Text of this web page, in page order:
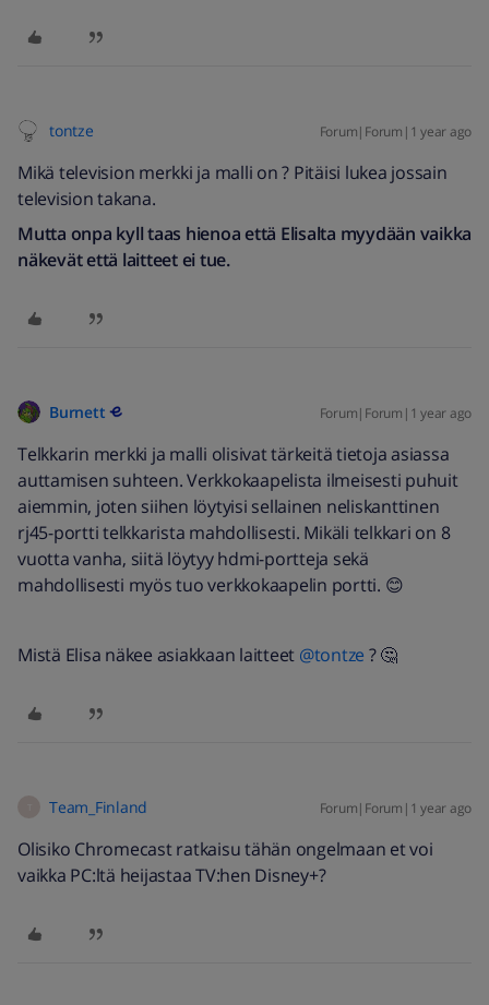
tontze Forum|Forum|1 year ago
Mikä television merkki ja malli on ? Pitäisi lukea jossain
television takana.
Mutta onpa kyll taas hienoa että Elisalta myydään vaikka
näkevät että laitteet ei tue.
Burnett Forum|Forum|1 year ago
Telkkarin merkki ja malli olisivat tärkeitä tietoja asiassa
auttamisen suhteen. Verkkokaapelista ilmeisesti puhuit
aiemmin, joten siihen löytyisi sellainen neliskanttinen
rj45-portti telkkarista mahdollisesti. Mikäli telkkari on 8
vuotta vanha, siitä löytyy hdmi-portteja sekä
mahdollisesti myös tuo verkkokaapelin portti. 😊
Mistä Elisa näkee asiakkaan laitteet ​ @tontze ? 🤔
Team_Finland Forum|Forum|1 year ago
Olisiko Chromecast ratkaisu tähän ongelmaan et voi
vaikka PC:ltä heijastaa TV:hen Disney+?